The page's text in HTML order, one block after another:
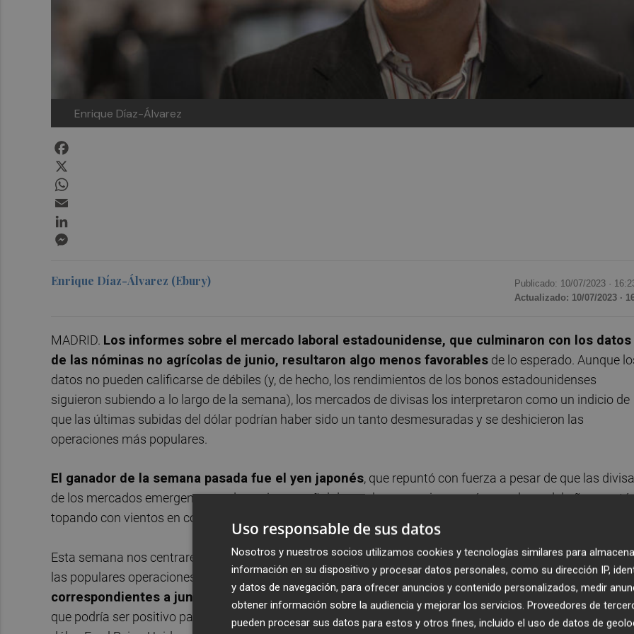
Enrique Díaz-Álvarez
Enrique Díaz-Álvarez (Ebury) Publicado: 10/07/2023 ·
Actualizado: 10/07/2023 ·
MADRID. Los informes sobre el mercado laboral estadounidense, que culminaron con los datos
de las nóminas no agrícolas de junio, resultaron algo menos favorables de lo esperado. Aunque
datos no pueden calificarse de débiles (y, de hecho, los rendimientos de los bonos estadounidenses
siguieron subiendo a lo largo de la semana), los mercados de divisas los interpretaron como un indicio de
que las últimas subidas del dólar podrían haber sido un tanto desmesuradas y se deshicieron las
operaciones más populares.
El ganador de la semana pasada fue el yen japonés, que repuntó con fuerza a pesar de que las
de los mercados emergentes se depreciaron, señal de que las operaciones más populares del año se
topando con vientos en contra y las posiciones de los operadores se están frenando.
Esta semana nos centraremos en ver si el reciente repunte de la volatilidad de las divisas y la liquidación
las populares operaciones en 2023 continúa.El miércoles se publican los datos de inflación de EE
correspondientes a junio
. Se espera un nuevo descenso tanto del índice general como del subyacente,
que podría ser positivo para los maltrechos mercados de renta fija estadounidenses, pero negativo para el
Uso responsable de sus datos
Nosotros y nuestros socios utilizamos cookies y tecnologías similares para
información en su dispositivo y procesar datos personales, como su dirección IP,
y datos de navegación, para ofrecer anuncios y contenido personalizados, medir
obtener información sobre la audiencia y mejorar los servicios. Proveedores de
pueden procesar sus datos para estos y otros fines, incluido el uso de datos de